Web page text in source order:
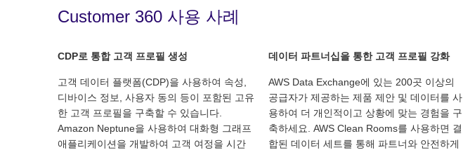
Customer 360 사용 사례
CDP로 통합 고객 프로필 생성
고객 데이터 플랫폼(CDP)을 사용하여 속성,
디바이스 정보, 사용자 동의 등이 포함된 고유
한 고객 프로필을 구축할 수 있습니다.
Amazon Neptune을 사용하여 대화형 그래프
애플리케이션을 개발하여 고객 여정을 시간
데이터 파트너십을 통한 고객 프로필 강화
AWS Data Exchange에 있는 200곳 이상의
공급자가 제공하는 제품 제안 및 데이터를 사
용하여 더 개인적이고 상황에 맞는 경험을 구
축하세요. AWS Clean Rooms를 사용하면 결
합된 데이터 세트를 통해 파트너와 안전하게